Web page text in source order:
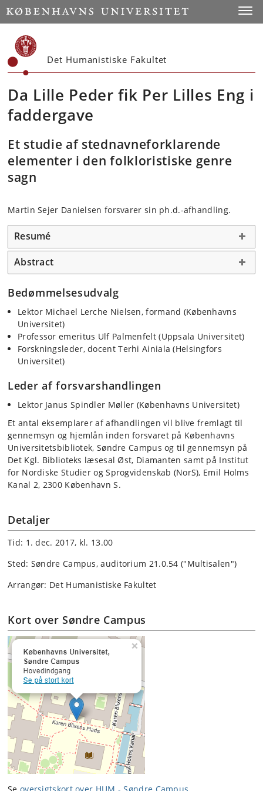
Start
Det Humanistiske Fakultet
Da Lille Peder fik Per Lilles Eng i
faddergave
Et studie af stednavneforklarende
elementer i den folkloristiske genre
sagn
Martin Sejer Danielsen forsvarer sin ph.d.-afhandling.
Resumé
Abstract
Bedømmelsesudvalg
Lektor Michael Lerche Nielsen, formand (Københavns
Universitet)
Professor emeritus Ulf Palmenfelt (Uppsala Universitet)
Forskningsleder, docent Terhi Ainiala (Helsingfors
Universitet)
Leder af forsvarshandlingen
Lektor Janus Spindler Møller (Københavns Universitet)
Et antal eksemplarer af afhandlingen vil blive fremlagt til
gennemsyn og hjemlån inden forsvaret på Københavns
Universitetsbibliotek, Søndre Campus og til gennemsyn på
Det Kgl. Biblioteks læsesal Øst, Diamanten samt på Institut
for Nordiske Studier og Sprogvidenskab (NorS), Emil Holms
Kanal 2, 2300 København S.
Detaljer
Tid: 1. dec. 2017, kl. 13.00
Sted: Søndre Campus, auditorium 21.0.54 ("Multisalen")
Arrangør: Det Humanistiske Fakultet
Kort over Søndre Campus
Se oversigtskort over HUM - Søndre Campus.